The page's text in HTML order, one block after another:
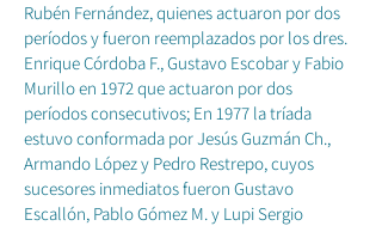
Rubén Fernández, quienes actuaron por dos
períodos y fueron reemplazados por los dres.
Enrique Córdoba F., Gustavo Escobar y Fabio
Murillo en 1972 que actuaron por dos
períodos consecutivos; En 1977 la tríada
estuvo conformada por Jesús Guzmán Ch.,
Armando López y Pedro Restrepo, cuyos
sucesores inmediatos fueron Gustavo
Escallón, Pablo Gómez M. y Lupi Sergio